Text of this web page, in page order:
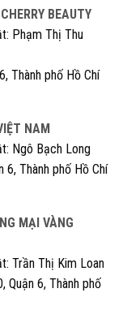
BEAUTY
Phạm Thị Thu
Thành phố Hồ Chí
NAM
Ngô Bạch Long
6, Thành phố Hồ Chí
MẠI VÀNG
Trần Thị Kim Loan
Quận 6, Thành phố